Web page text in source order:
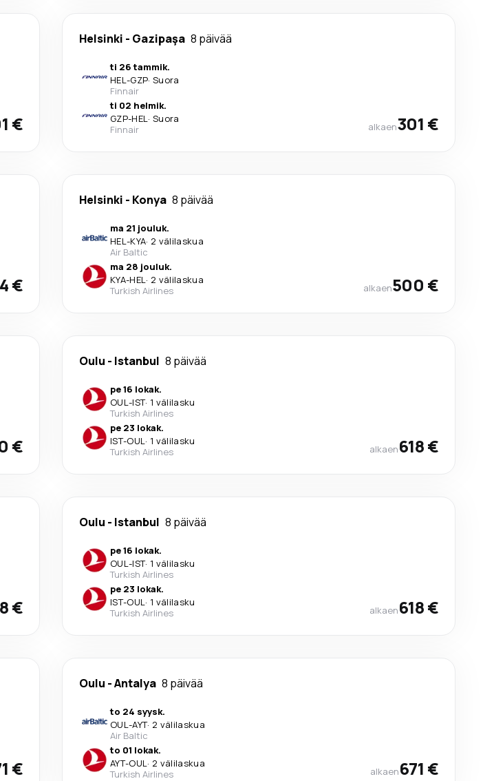
€
Helsinki - Gazipaşa 8 päivää
ti 26 tammik.
HEL-GZP· Suora
Finnair
ti 02 helmik.
GZP-HEL· Suora
Finnair
alkaen301 €
€
Helsinki - Konya 8 päivää
ma 21 jouluk.
HEL-KYA· 2 välilaskua
Air Baltic
ma 28 jouluk.
KYA-HEL· 2 välilaskua
Turkish Airlines
alkaen500 €
€
Oulu - Istanbul 8 päivää
pe 16 lokak.
OUL-IST· 1 välilasku
Turkish Airlines
pe 23 lokak.
IST-OUL· 1 välilasku
Turkish Airlines
alkaen618 €
€
Oulu - Istanbul 8 päivää
pe 16 lokak.
OUL-IST· 1 välilasku
Turkish Airlines
pe 23 lokak.
IST-OUL· 1 välilasku
Turkish Airlines
alkaen618 €
€
Oulu -Antalya 8 päivää
to 24 syysk.
OUL-AYT· 2 välilaskua
Air Baltic
to 01 lokak.
AYT-OUL· 2 välilaskua
Turkish Airlines
alkaen671 €